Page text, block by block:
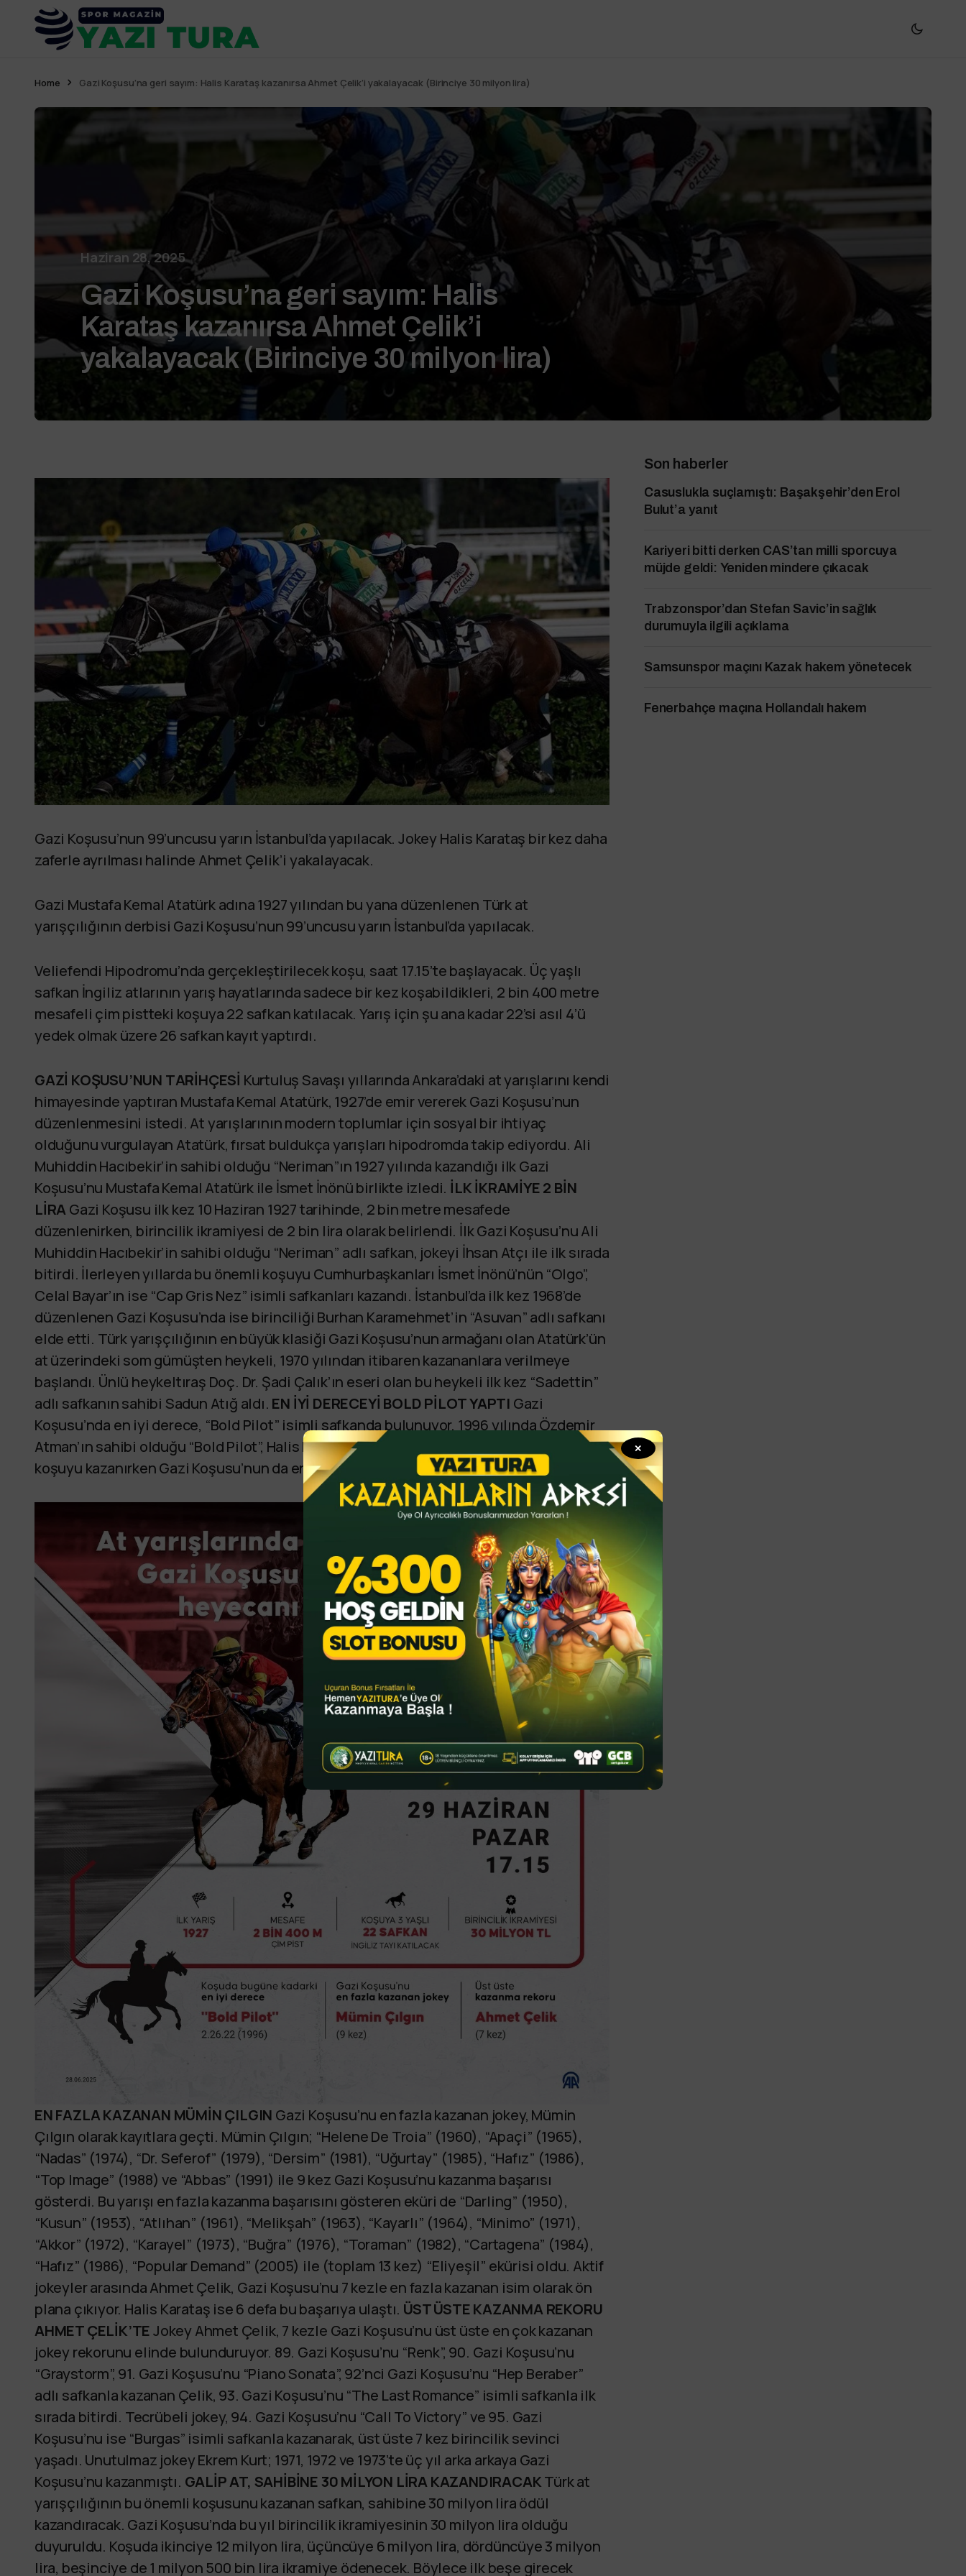
✕
Home Gazi Koşusu’na geri sayım: Halis Karataş kazanırsa Ahmet Çelik’i yakalayacak (Birinciye 30 milyon lira)
Haziran 28, 2025
Gazi Koşusu’na geri sayım: Halis
Karataş kazanırsa Ahmet Çelik’i
yakalayacak (Birinciye 30 milyon lira)
Gazi Koşusu’nun 99’uncusu yarın İstanbul’da yapılacak. Jokey Halis Karataş bir kez daha
zaferle ayrılması halinde Ahmet Çelik’i yakalayacak.
Gazi Mustafa Kemal Atatürk adına 1927 yılından bu yana düzenlenen Türk at
yarışçılığının derbisi Gazi Koşusu’nun 99’uncusu yarın İstanbul’da yapılacak.
Veliefendi Hipodromu’nda gerçekleştirilecek koşu, saat 17.15’te başlayacak. Üç yaşlı
safkan İngiliz atlarının yarış hayatlarında sadece bir kez koşabildikleri, 2 bin 400 metre
mesafeli çim pistteki koşuya 22 safkan katılacak. Yarış için şu ana kadar 22’si asıl 4’ü
yedek olmak üzere 26 safkan kayıt yaptırdı.
GAZİ KOŞUSU’NUN TARİHÇESİ Kurtuluş Savaşı yıllarında Ankara’daki at yarışlarını kendi
himayesinde yaptıran Mustafa Kemal Atatürk, 1927’de emir vererek Gazi Koşusu’nun
düzenlenmesini istedi. At yarışlarının modern toplumlar için sosyal bir ihtiyaç
olduğunu vurgulayan Atatürk, fırsat buldukça yarışları hipodromda takip ediyordu. Ali
Muhiddin Hacıbekir’in sahibi olduğu “Neriman”ın 1927 yılında kazandığı ilk Gazi
Koşusu’nu Mustafa Kemal Atatürk ile İsmet İnönü birlikte izledi. İLK İKRAMİYE 2 BİN
LİRAGazi Koşusu ilk kez 10 Haziran 1927 tarihinde, 2 bin metre mesafede
düzenlenirken, birincilik ikramiyesi de 2 bin lira olarak belirlendi. İlk Gazi Koşusu’nu Ali
Muhiddin Hacıbekir’in sahibi olduğu “Neriman” adlı safkan, jokeyi İhsan Atçı ile ilk sırada
bitirdi. İlerleyen yıllarda bu önemli koşuyu Cumhurbaşkanları İsmet İnönü’nün “Olgo”,
Celal Bayar’ın ise “Cap Gris Nez” isimli safkanları kazandı. İstanbul’da ilk kez 1968’de
düzenlenen Gazi Koşusu’nda ise birinciliği Burhan Karamehmet’in “Asuvan” adlı safkanı
elde etti. Türk yarışçılığının en büyük klasiği Gazi Koşusu’nun armağanı olan Atatürk’ün
at üzerindeki som gümüşten heykeli, 1970 yılından itibaren kazananlara verilmeye
başlandı. Ünlü heykeltıraş Doç. Dr. Şadi Çalık’ın eseri olan bu heykeli ilk kez “Sadettin”
adlı safkanın sahibi Sadun Atığ aldı. EN İYİ DERECEYİ BOLD PİLOT YAPTI Gazi
Koşusu’nda en iyi derece, “Bold Pilot” isimli safkanda bulunuyor. 1996 yılında Özdemir
Atman’ın sahibi olduğu “Bold Pilot”, Halis Karataş yönetiminde 2.26.22’lik derecesiyle
koşuyu kazanırken Gazi Koşusu’nun da en hızlı safkanı oldu.
EN FAZLA KAZANAN MÜMİN ÇILGIN Gazi Koşusu’nu en fazla kazanan jokey, Mümin
Çılgın olarak kayıtlara geçti. Mümin Çılgın; “Helene De Troia” (1960), “Apaçi” (1965),
“Nadas” (1974), “Dr. Seferof” (1979), “Dersim” (1981), “Uğurtay” (1985), “Hafız” (1986),
“Top Image” (1988) ve “Abbas” (1991) ile 9 kez Gazi Koşusu’nu kazanma başarısı
gösterdi. Bu yarışı en fazla kazanma başarısını gösteren eküri de “Darling” (1950),
“Kusun” (1953), “Atlıhan” (1961), “Melikşah” (1963), “Kayarlı” (1964), “Minimo” (1971),
“Akkor” (1972), “Karayel” (1973), “Buğra” (1976), “Toraman” (1982), “Cartagena” (1984),
“Hafız” (1986), “Popular Demand” (2005) ile (toplam 13 kez) “Eliyeşil” ekürisi oldu. Aktif
jokeyler arasında Ahmet Çelik, Gazi Koşusu’nu 7 kezle en fazla kazanan isim olarak ön
plana çıkıyor. Halis Karataş ise 6 defa bu başarıya ulaştı. ÜST ÜSTE KAZANMA REKORU
AHMET ÇELİK’TEJokey Ahmet Çelik, 7 kezle Gazi Koşusu’nu üst üste en çok kazanan
jokey rekorunu elinde bulunduruyor. 89. Gazi Koşusu’nu “Renk”, 90. Gazi Koşusu’nu
“Graystorm”, 91. Gazi Koşusu’nu “Piano Sonata”, 92’nci Gazi Koşusu’nu “Hep Beraber”
adlı safkanla kazanan Çelik, 93. Gazi Koşusu’nu “The Last Romance” isimli safkanla ilk
sırada bitirdi. Tecrübeli jokey, 94. Gazi Koşusu’nu “Call To Victory” ve 95. Gazi
Koşusu’nu ise “Burgas” isimli safkanla kazanarak, üst üste 7 kez birincilik sevinci
yaşadı. Unutulmaz jokey Ekrem Kurt; 1971, 1972 ve 1973’te üç yıl arka arkaya Gazi
Koşusu’nu kazanmıştı. GALİP AT, SAHİBİNE 30 MİLYON LİRA KAZANDIRACAKTürk at
yarışçılığının bu önemli koşusunu kazanan safkan, sahibine 30 milyon lira ödül
kazandıracak. Gazi Koşusu’nda bu yıl birincilik ikramiyesinin 30 milyon lira olduğu
duyuruldu. Koşuda ikinciye 12 milyon lira, üçüncüye 6 milyon lira, dördüncüye 3 milyon
lira, beşinciye de 1 milyon 500 bin lira ikramiye ödenecek. Böylece ilk beşe girecek
Son haberler
Casuslukla suçlamıştı: Başakşehir’den Erol
Bulut’a yanıt
Kariyeri bitti derken CAS’tan milli sporcuya
müjde geldi: Yeniden mindere çıkacak
Trabzonspor’dan Stefan Savic’in sağlık
durumuyla ilgili açıklama
Samsunspor maçını Kazak hakem yönetecek
Fenerbahçe maçına Hollandalı hakem